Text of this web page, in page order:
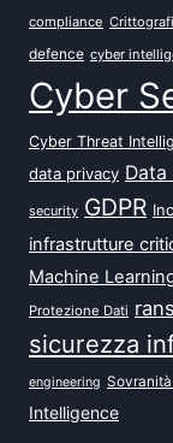
compliance
defence cyber
Cyber
Cyber Threat
data privacy Data
security GDPR
infrastrutture
Machine
Protezione Dati
sicurezza
engineering
Intelligence